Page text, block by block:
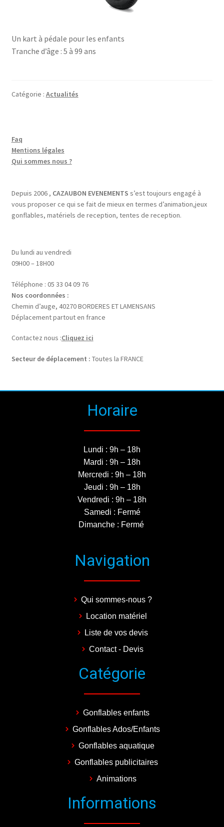
Un kart à pédale pour les enfants
Tranche d’âge : 5 à 99 ans
Catégorie : Actualités
Faq
Mentions légales
Qui sommes nous ?
Depuis 2006 , CAZAUBON EVENEMENTS s’est toujours engagé à
vous proposer ce qui se fait de mieux en termes d’animation,jeux
gonflables, matériels de reception, tentes de reception.
Du lundi au vendredi
09H00 – 18H00
Téléphone : 05 33 04 09 76
Nos coordonnées :
Chemin d’auge, 40270 BORDERES ET LAMENSANS
Déplacement partout en france
Contactez nous :Cliquez ici
Secteur de déplacement : Toutes la FRANCE
Horaire
Lundi : 9h – 18h
Mardi : 9h – 18h
Mercredi : 9h – 18h
Jeudi : 9h – 18h
Vendredi : 9h – 18h
Samedi : Fermé
Dimanche : Fermé
Navigation
Qui sommes-nous ?
Location matériel
Liste de vos devis
Contact - Devis
Catégorie
Gonflables enfants
Gonflables Ados/Enfants
Gonflables aquatique
Gonflables publicitaires
Animations
Informations